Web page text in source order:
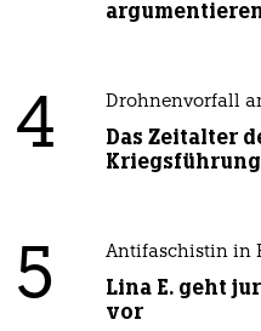
4 Drohnenvorfall
Das Zeitalter
Kriegsführung
5 Antifaschistin in
Lina E. geht
vor